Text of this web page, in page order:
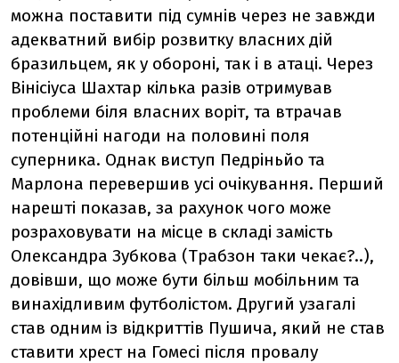
можна поставити під сумнів через не завжди
адекватний вибір розвитку власних дій
бразильцем, як у обороні, так і в атаці. Через
Вінісіуса Шахтар кілька разів отримував
проблеми біля власних воріт, та втрачав
потенційні нагоди на половині поля
суперника. Однак виступ Педріньйо та
Марлона перевершив усі очікування. Перший
нарешті показав, за рахунок чого може
розраховувати на місце в складі замість
Олександра Зубкова (Трабзон таки чекає?..),
довівши, що може бути більш мобільним та
винахідливим футболістом. Другий узагалі
став одним із відкриттів Пушича, який не став
ставити хрест на Гомесі після провалу